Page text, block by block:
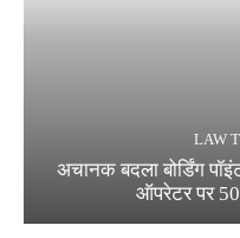
LAW
अचानक बदला बोर्डिंग
ऑपरेटर पर 50